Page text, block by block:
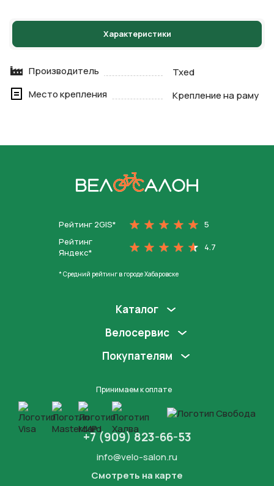
Характеристики
Производитель
Txed
Место крепления
Крепление на раму
Рейтинг 2GIS*
5
Рейтинг
Яндекс*
4.7
* Средний рейтинг в городе Хабаровске
Каталог
Велосервис
Покупателям
Принимаем к оплате
+7 (909) 823-66-53
info@velo-salon.ru
Смотреть на карте